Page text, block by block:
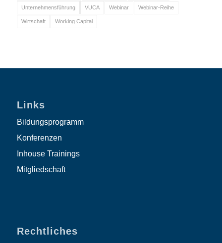
Unternehmensführung VUCA Webinar Webinar-Reihe
Wirtschaft Working Capital
Links
Bildungsprogramm
Konferenzen
Inhouse Trainings
Mitgliedschaft
Rechtliches